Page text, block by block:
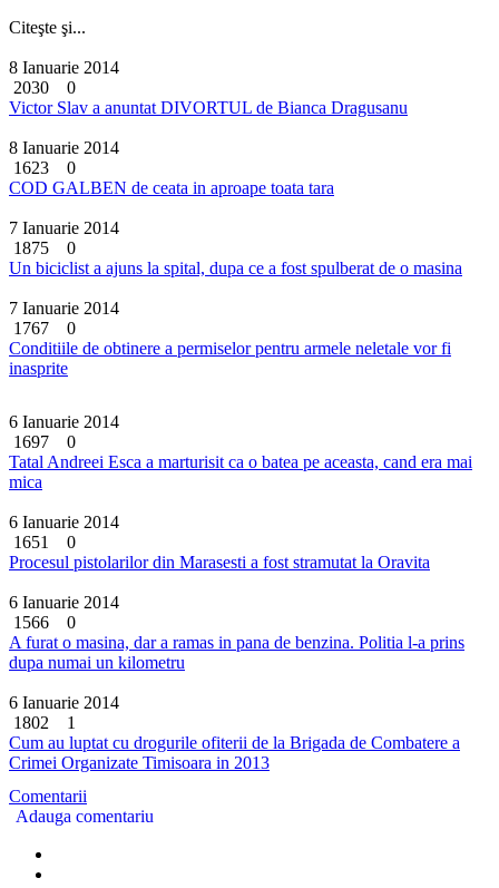
Citeşte şi...
8 Ianuarie 2014
2030
0
Victor Slav a anuntat DIVORTUL de Bianca Dragusanu
8 Ianuarie 2014
1623
0
COD GALBEN de ceata in aproape toata tara
7 Ianuarie 2014
1875
0
Un biciclist a ajuns la spital, dupa ce a fost spulberat de o masina
7 Ianuarie 2014
1767
0
Conditiile de obtinere a permiselor pentru armele neletale vor fi
inasprite
6 Ianuarie 2014
1697
0
Tatal Andreei Esca a marturisit ca o batea pe aceasta, cand era mai
mica
6 Ianuarie 2014
1651
0
Procesul pistolarilor din Marasesti a fost stramutat la Oravita
6 Ianuarie 2014
1566
0
A furat o masina, dar a ramas in pana de benzina. Politia l-a prins
dupa numai un kilometru
6 Ianuarie 2014
1802
1
Cum au luptat cu drogurile ofiterii de la Brigada de Combatere a
Crimei Organizate Timisoara in 2013
Comentarii
Adauga comentariu